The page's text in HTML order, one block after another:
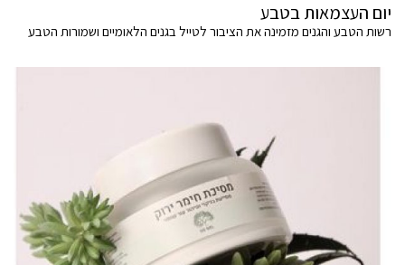
יום העצמאות בטבע
רשות הטבע והגנים מזמינה את הציבור לטייל בגנים הלאומיים ושמורות הטבע